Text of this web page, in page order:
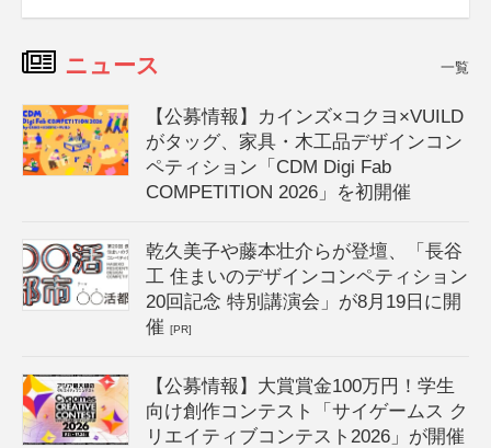
ニュース 一覧
【公募情報】カインズ×コクヨ×VUILD
がタッグ、家具・木工品デザインコン
ペティション「CDM Digi Fab
COMPETITION 2026」を初開催
乾久美子や藤本壮介らが登壇、「長谷
工 住まいのデザインコンペティション
20回記念 特別講演会」が8月19日に開
催[PR]
【公募情報】大賞賞金100万円！学生
向け創作コンテスト「サイゲームス ク
リエイティブコンテスト2026」が開催